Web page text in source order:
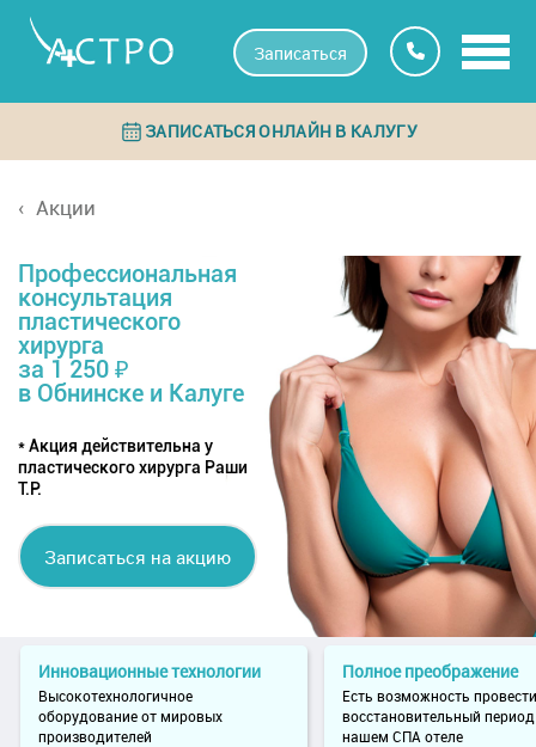
Записаться
ЗАПИСАТЬСЯ ОНЛАЙН В КАЛУГУ
Акции
Профессиональная
консультация
пластического
хирурга
за 1 250 ₽
в Обнинске и Калуге
* Акция действительна у
пластического хирурга Раши
Т.Р.
Записаться на акцию
Инновационные технологии
Высокотехнологичное
оборудование от мировых
производителей
Полное преображение
Есть возможность провести
восстановительный
нашем СПА отеле